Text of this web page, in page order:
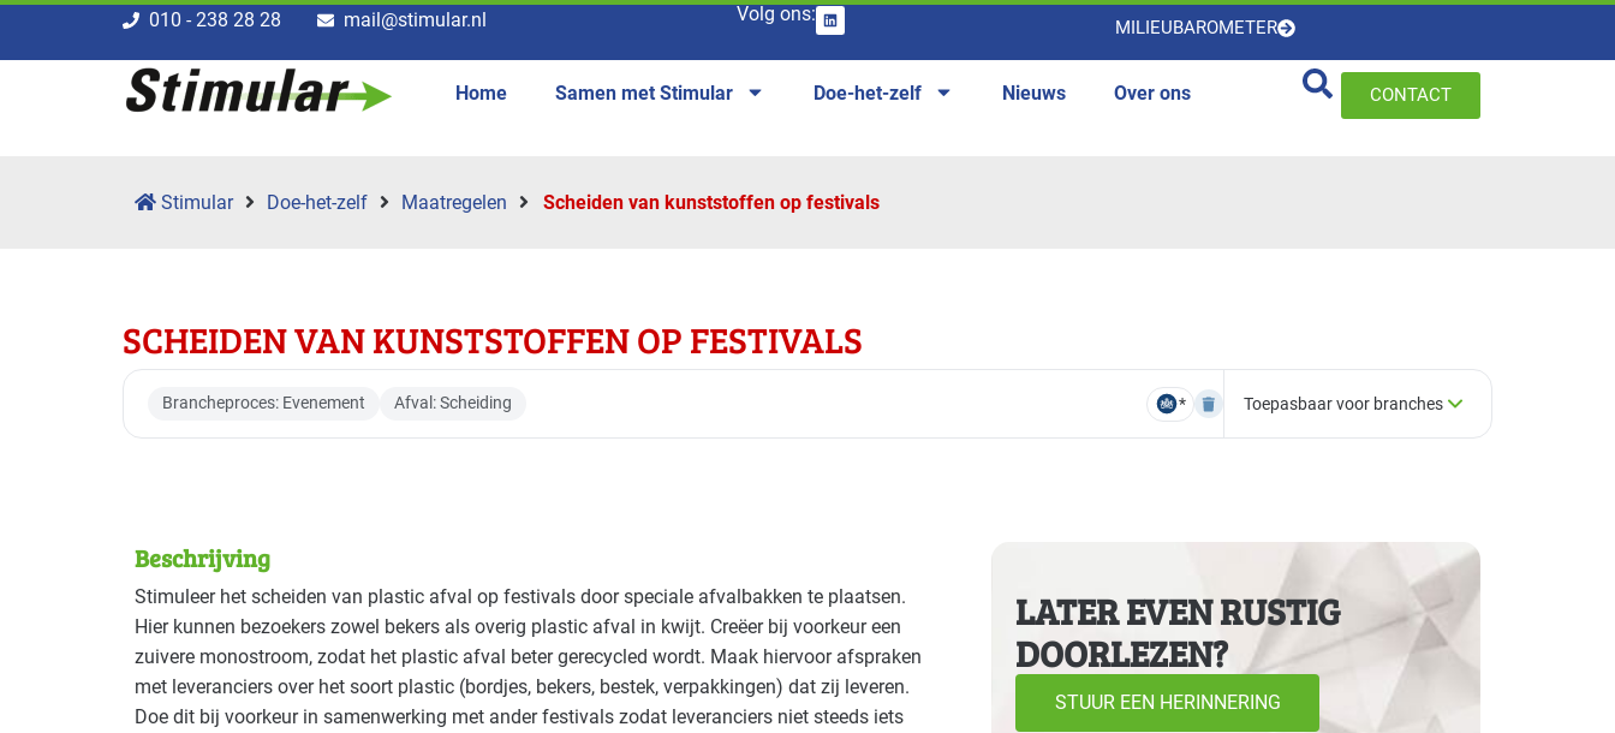
010 - 238 28 28 mail@stimular.nl Volg ons:
MILIEUBAROMETER
Home Samen met Stimular Doe-het-zelf Nieuws Over ons CONTACT
Stimular Doe-het-zelf Maatregelen Scheiden van kunststoffen op festivals
SCHEIDEN VAN KUNSTSTOFFEN OP FESTIVALS
Brancheproces: Evenement Afval: Scheiding * Toepasbaar voor branches
Deze maatregel is vaak toepasbaar in de volgende branches
Beschrijving
Stimuleer het scheiden van plastic afval op festivals door speciale afvalbakken te plaatsen.
Hier kunnen bezoekers zowel bekers als overig plastic afval in kwijt. Creëer bij voorkeur een
zuivere monostroom, zodat het plastic afval beter gerecycled wordt. Maak hiervoor afspraken
met leveranciers over het soort plastic (bordjes, bekers, bestek, verpakkingen) dat zij leveren.
Doe dit bij voorkeur in samenwerking met ander festivals zodat leveranciers niet steeds iets
LATER EVEN RUSTIG
DOORLEZEN?
STUUR EEN HERINNERING